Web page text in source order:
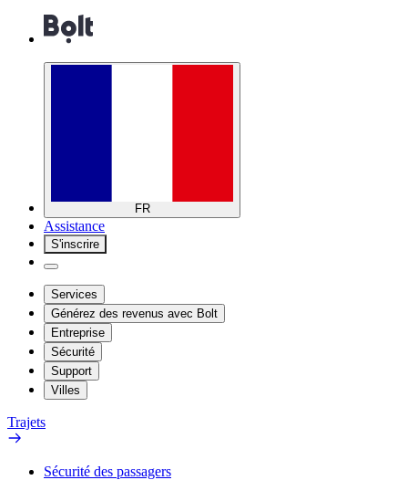
FR
Assistance
S'inscrire
Services
Générez des revenus avec Bolt
Entreprise
Sécurité
Support
Villes
Trajets
Sécurité des passagers